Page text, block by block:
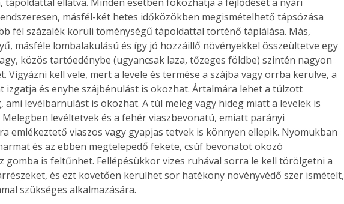
másfél-két hetes időközökben megismételhető tápsózása
fél százalék körüli töménységű tápoldattal történő táplálása. Más,
másféle lombalakulású és így jó hozzáillő növényekkel összeültetve egy
közös tartóedénybe (ugyancsak laza, tőzeges földbe) szintén nagyon
Vigyázni kell vele, mert a levele és termése a szájba vagy orrba kerülve, a
izgatja és enyhe szájbénulást is okozhat. Ártalmára lehet a túlzott
ami levélbarnulást is okozhat. A túl meleg vagy hideg miatt a levelek is
levéltetvek és a fehér viaszbevonatú, emiatt parányi
emlékeztető viaszos vagy gyapjas tetvek is könnyen ellepik. Nyomukban
és az ebben megtelepedő fekete, csúf bevonatot okozó
gomba is feltűnhet. Fellépésükkor vizes ruhával sorra le kell törölgetni a
és ezt követően kerülhet sor hatékony növényvédő szer ismételt,
szükséges alkalmazására.